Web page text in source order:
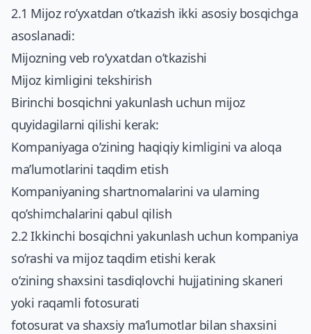
2.1 Mijoz ro’yxatdan o’tkazish ikki asosiy bosqichga
asoslanadi:
Mijozning veb ro’yxatdan o’tkazishi
Mijoz kimligini tekshirish
Birinchi bosqichni yakunlash uchun mijoz
quyidagilarni qilishi kerak:
Kompaniyaga o’zining haqiqiy kimligini va aloqa
ma’lumotlarini taqdim etish
Kompaniyaning shartnomalarini va ularning
qo’shimchalarini qabul qilish
2.2 Ikkinchi bosqichni yakunlash uchun kompaniya
so’rashi va mijoz taqdim etishi kerak
o’zining shaxsini tasdiqlovchi hujjatining skaneri
yoki raqamli fotosurati
fotosurat va shaxsiy ma’lumotlar bilan shaxsini